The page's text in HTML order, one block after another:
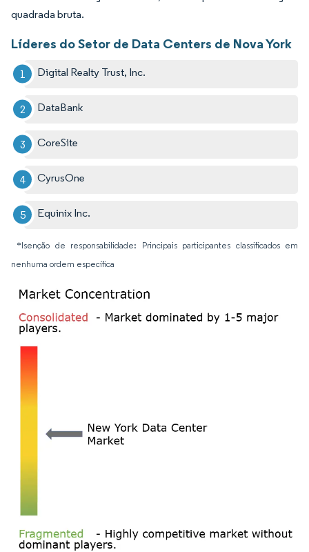
quadrada bruta.
Líderes do Setor de Data Centers de Nova York
Digital Realty Trust, Inc.
DataBank
CoreSite
CyrusOne
Equinix Inc.
*Isenção de responsabilidade: Principais participantes classificados em
nenhuma ordem específica